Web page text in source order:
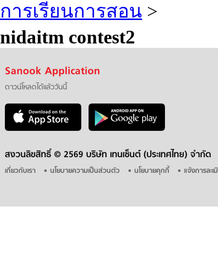
การเรียนการสอน >
nidaitm contest2
Sanook Application
ดาวน์โหลดได้แล้ววันนี้
สงวนลิขสิทธิ์ © 2569 บริษัท เทนเซ็นต์ (ประเทศไทย) จำกัด
เกี่ยวกับเรา นโยบายความเป็นส่วนตัว นโยบายคุกกี้ แจ้งการละ